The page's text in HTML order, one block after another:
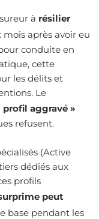
à résilier
après avoir eu
conduite en
cette
les délits et
Le
profil aggravé »
refusent.
(Active
dédiés aux
profils
peut
base pendant les